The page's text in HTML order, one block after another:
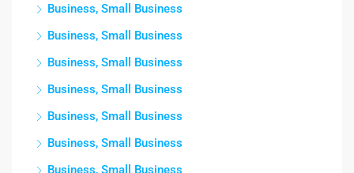
Business, Small Business
Business, Small Business
Business, Small Business
Business, Small Business
Business, Small Business
Business, Small Business
Business, Small Business